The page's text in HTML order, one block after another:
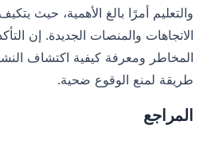
والتعليم أمرًا بالغ الأهمية، حيث
الاتجاهات والمنصات الجديدة. إن
المخاطر ومعرفة كيفية اكتشاف
طريقة لمنع الوقوع ضحية.
المراجع